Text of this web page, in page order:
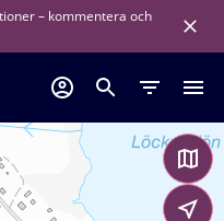
– kommentera och